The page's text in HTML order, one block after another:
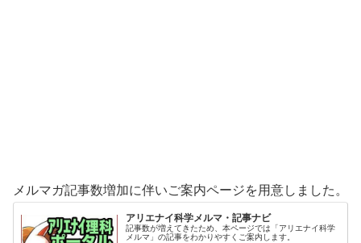
メルマガ記事数増加に伴いご案内ページを用意しました。
アリエナイ科学メルマ・記事ナビ
記事数が増えてきたため、本ページでは「アリエナイ科学
メルマ」の記事をわかりやすくご案内します。